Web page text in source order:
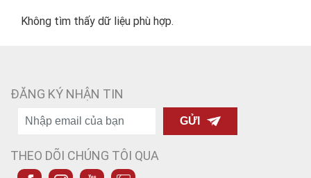
Không tìm thấy dữ liệu phù hợp.
ĐĂNG KÝ NHẬN TIN
GỬI
THEO DÕI CHÚNG TÔI QUA